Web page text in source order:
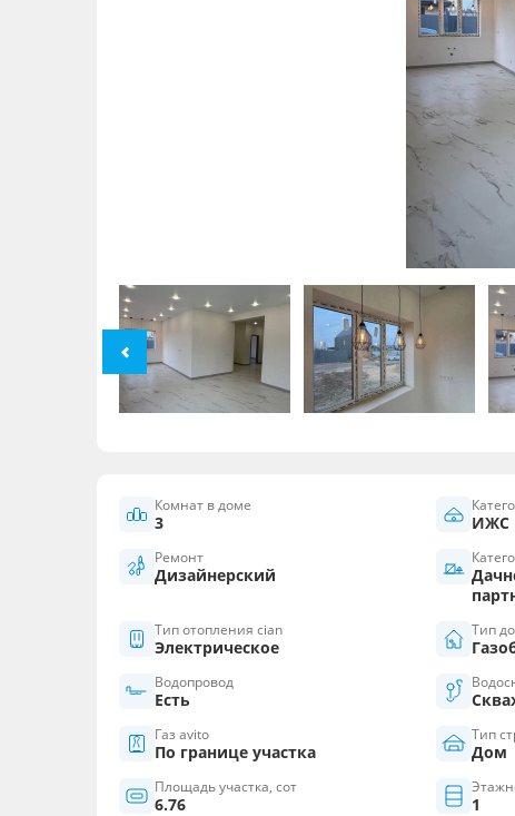
Комнат в доме
3 ИЖС
Ремонт
Дизайнерский
Тип отопления cian
Электрическое
Тип
Водопровод
Есть
Газ avito
По границе участка
Тип
Дом
Площадь участка, сот
6.76 1